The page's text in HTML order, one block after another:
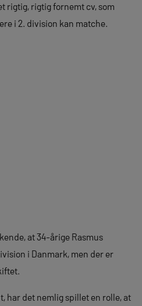
rigtig, rigtig fornemt cv, som
i 2. division kan matche.
at 34-årige Rasmus
i Danmark, men der er
har det nemlig spillet en rolle, at